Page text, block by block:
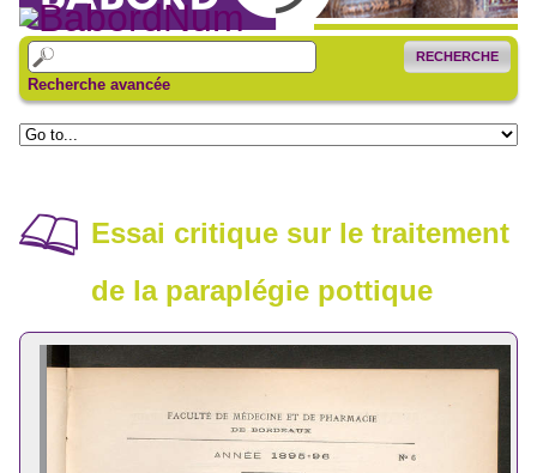
RECHERCHE
Recherche avancée
Essai critique sur le traitement
de la paraplégie pottique